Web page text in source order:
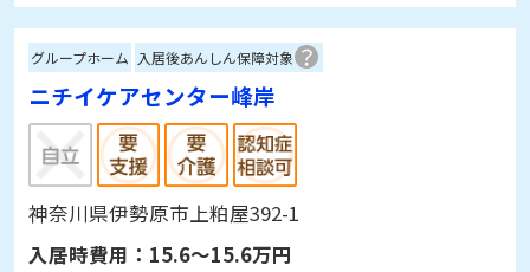
グループホーム 入居後あんしん保障対象
ニチイケアセンター峰岸
神奈川県伊勢原市上粕屋392-1
入居時費用： 15.6～15.6万円